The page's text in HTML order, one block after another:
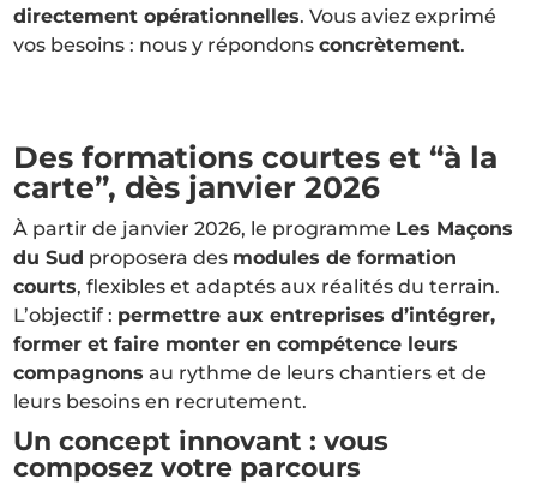
directement opérationnelles. Vous aviez exprimé
vos besoins : nous y répondonsconcrètement.
Des formations courtes et “à la
carte”, dès janvier 2026
À partir de janvier 2026, le programme Les Maçons
du Sud proposera des modules de formation
courts, flexibles et adaptés aux réalités du terrain.
L’objectif : permettre aux entreprises d’intégrer,
former et faire monter en compétence leurs
compagnons au rythme de leurs chantiers et de
leurs besoins en recrutement.
Un concept innovant : vous
composez votre parcours